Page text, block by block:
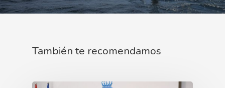
También te recomendamos